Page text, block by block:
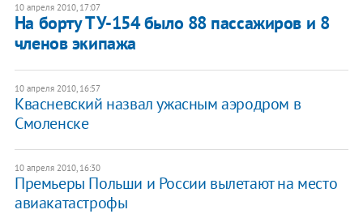
10 апреля 2010, 17:07
На борту ТУ-154 было 88 пассажиров и 8
членов экипажа
10 апреля 2010, 16:57
Квасневский назвал ужасным аэродром в
Смоленске
10 апреля 2010, 16:30
Премьеры Польши и России вылетают на место
авиакатастрофы